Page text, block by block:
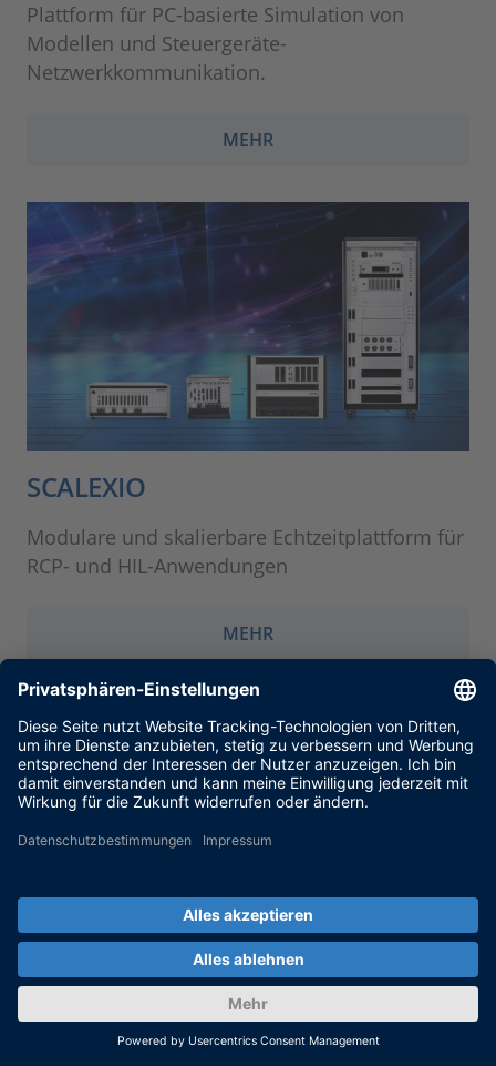
Plattform für PC-basierte Simulation von
Modellen und Steuergeräte-
Netzwerkkommunikation.
MEHR
SCALEXIO
Modulare und skalierbare Echtzeitplattform für
RCP- und HIL-Anwendungen
MEHR
Immer auf dem neuesten
Stand mit unserem
Mit unserem Newsletter-Service informieren
wir Sie über aktuelle Anwendungsbeispiele,
neue Lösungen und Produkte sowie über
Schulungen und Veranstaltungen. Hier geht's